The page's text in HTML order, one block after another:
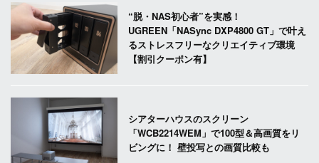
“脱・NAS初心者”を実感！
UGREEN「NASync DXP4800 GT」で叶え
るストレスフリーなクリエイティブ環境
【割引クーポン有】
シアターハウスのスクリーン
「WCB2214WEM」で100型＆高画質をリ
ビングに！ 壁投写との画質比較も